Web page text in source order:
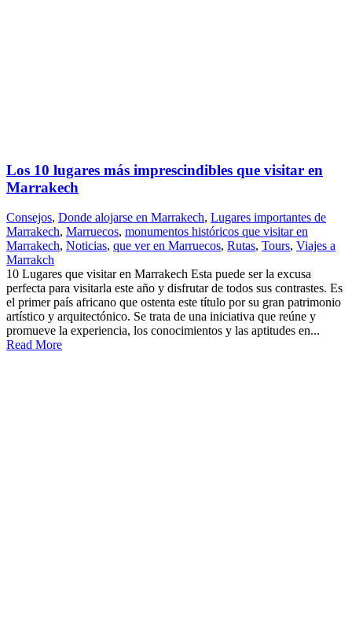
Los 10 lugares más imprescindibles que visitar en
Marrakech
Consejos, Donde alojarse en Marrakech, Lugares importantes de
Marrakech, Marruecos, monumentos históricos que visitar en
Marrakech, Noticias, que ver en Marruecos, Rutas, Tours, Viajes a
Marrakch
10 Lugares que visitar en Marrakech Esta puede ser la excusa
perfecta para visitarla este año y disfrutar de todos sus contrastes. Es
el primer país africano que ostenta este título por su gran patrimonio
artístico y arquitectónico. Se trata de una iniciativa que reúne y
promueve la experiencia, los conocimientos y las aptitudes en...
Read More